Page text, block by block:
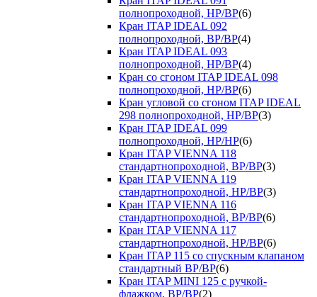
полнопроходной, НР/ВР(6)
Кран ITAP IDEAL 092
полнопроходной, ВР/ВР(4)
Кран ITAP IDEAL 093
полнопроходной, НР/ВР(4)
Кран со сгоном ITAP IDEAL 098
полнопроходной, НР/ВР(6)
Кран угловой со сгоном ITAP IDEAL
298 полнопроходной, НР/ВР(3)
Кран ITAP IDEAL 099
полнопроходной, НР/НР(6)
Кран ITAP VIENNA 118
стандартнопроходной, ВР/ВР(3)
Кран ITAP VIENNA 119
стандартнопроходной, НР/ВР(3)
Кран ITAP VIENNA 116
стандартнопроходной, ВР/ВР(6)
Кран ITAP VIENNA 117
стандартнопроходной, НР/ВР(6)
Кран ITAP 115 со спускным клапаном
стандартный ВР/ВР(6)
Кран ITAP MINI 125 с ручкой-
флажком, ВР/ВР(2)